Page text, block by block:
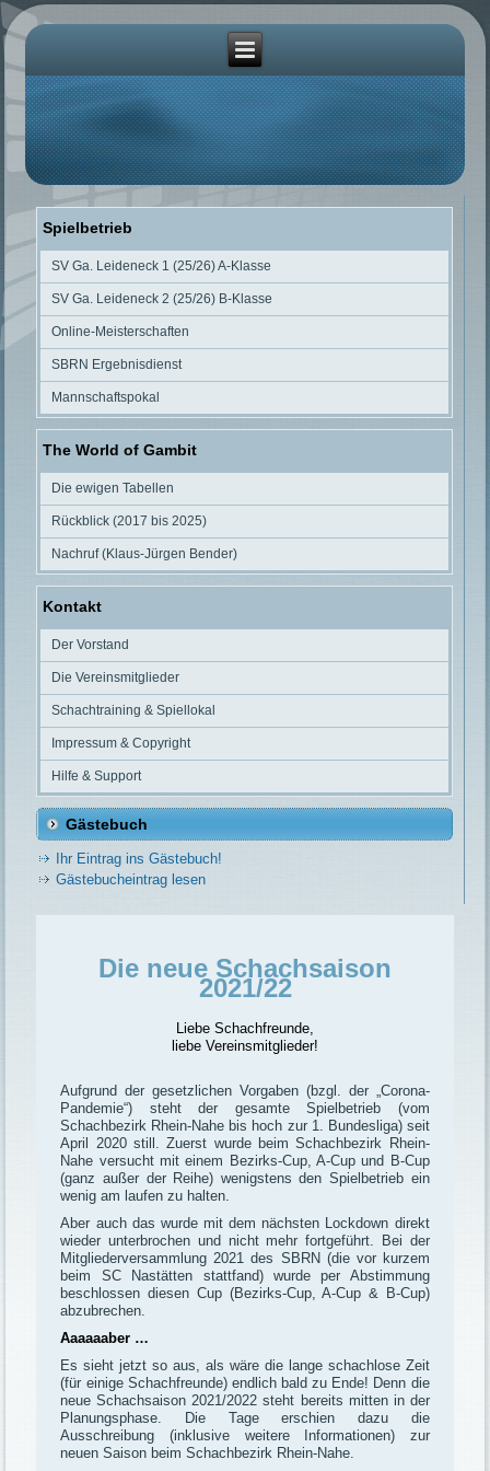
Spielbetrieb
SV Ga. Leideneck 1 (25/26) A-Klasse
SV Ga. Leideneck 2 (25/26) B-Klasse
Online-Meisterschaften
SBRN Ergebnisdienst
Mannschaftspokal
The World of Gambit
Die ewigen Tabellen
Rückblick (2017 bis 2025)
Nachruf (Klaus-Jürgen Bender)
Kontakt
Der Vorstand
Die Vereinsmitglieder
Schachtraining & Spiellokal
Impressum & Copyright
Hilfe & Support
Gästebuch
Ihr Eintrag ins Gästebuch!
Gästebucheintrag lesen
Die neue Schachsaison
2021/22
Liebe Schachfreunde,
liebe Vereinsmitglieder!
Aufgrund der gesetzlichen Vorgaben (bzgl. der „Corona-
Pandemie“) steht der gesamte Spielbetrieb (vom
Schachbezirk Rhein-Nahe bis hoch zur 1. Bundesliga) seit
April 2020 still. Zuerst wurde beim Schachbezirk Rhein-
Nahe versucht mit einem Bezirks-Cup, A-Cup und B-Cup
(ganz außer der Reihe) wenigstens den Spielbetrieb ein
wenig am laufen zu halten.
Aber auch das wurde mit dem nächsten Lockdown direkt
wieder unterbrochen und nicht mehr fortgeführt. Bei der
Mitgliederversammlung 2021 des SBRN (die vor kurzem
beim SC Nastätten stattfand) wurde per Abstimmung
beschlossen diesen Cup (Bezirks-Cup, A-Cup & B-Cup)
abzubrechen.
Aaaaaaber …
Es sieht jetzt so aus, als wäre die lange schachlose Zeit
(für einige Schachfreunde) endlich bald zu Ende! Denn die
neue Schachsaison 2021/2022 steht bereits mitten in der
Planungsphase. Die Tage erschien dazu die
Ausschreibung (inklusive weitere Informationen) zur
neuen Saison beim Schachbezirk Rhein-Nahe.